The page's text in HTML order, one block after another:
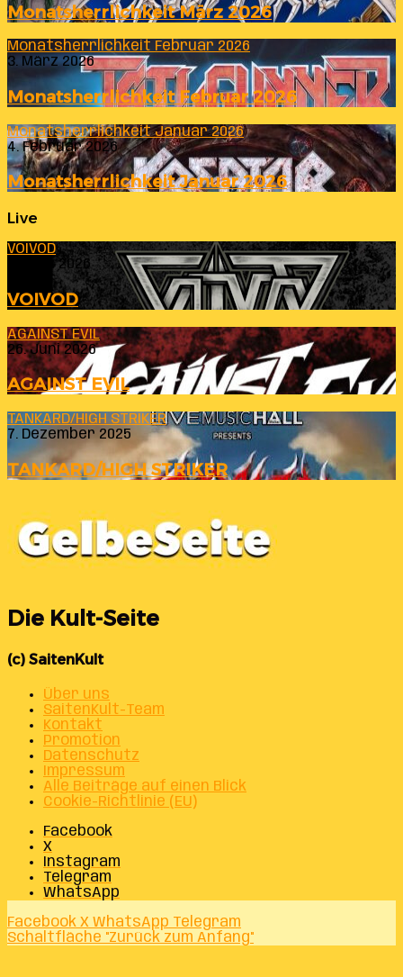
Monatsherrlichkeit März 2026
Monatsherrlichkeit Februar 2026
3. März 2026
Monatsherrlichkeit Februar 2026
Monatsherrlichkeit Januar 2026
4. Februar 2026
Monatsherrlichkeit Januar 2026
Live
VOIVOD
23. Juli 2026
VOIVOD
AGAINST EVIL
26. Juni 2026
AGAINST EVIL
TANKARD/HIGH STRIKER
7. Dezember 2025
TANKARD/HIGH STRIKER
Die Kult-Seite
(c) SaitenKult
Über uns
SaitenKult-Team
Kontakt
Promotion
Datenschutz
Impressum
Alle Beiträge auf einen Blick
Cookie-Richtlinie (EU)
Facebook
X
Instagram
Telegram
WhatsApp
Facebook X WhatsApp Telegram
Schaltfläche "Zurück zum Anfang"